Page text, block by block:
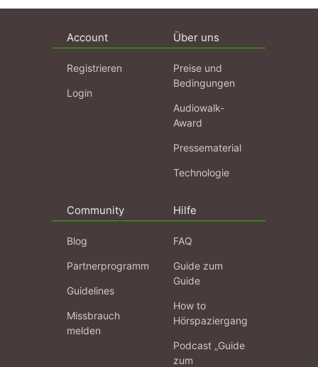
Account
Registrieren
Login
Über uns
Preise und
Bedingungen
Audiowalk-
Award
Pressematerial
Technologie
Community
Blog
Partnerprogramm
Guidelines
Missbrauch
melden
Hilfe
FAQ
Guide zum
Guide
How to
Hörspaziergang
Podcast „Guide
zum